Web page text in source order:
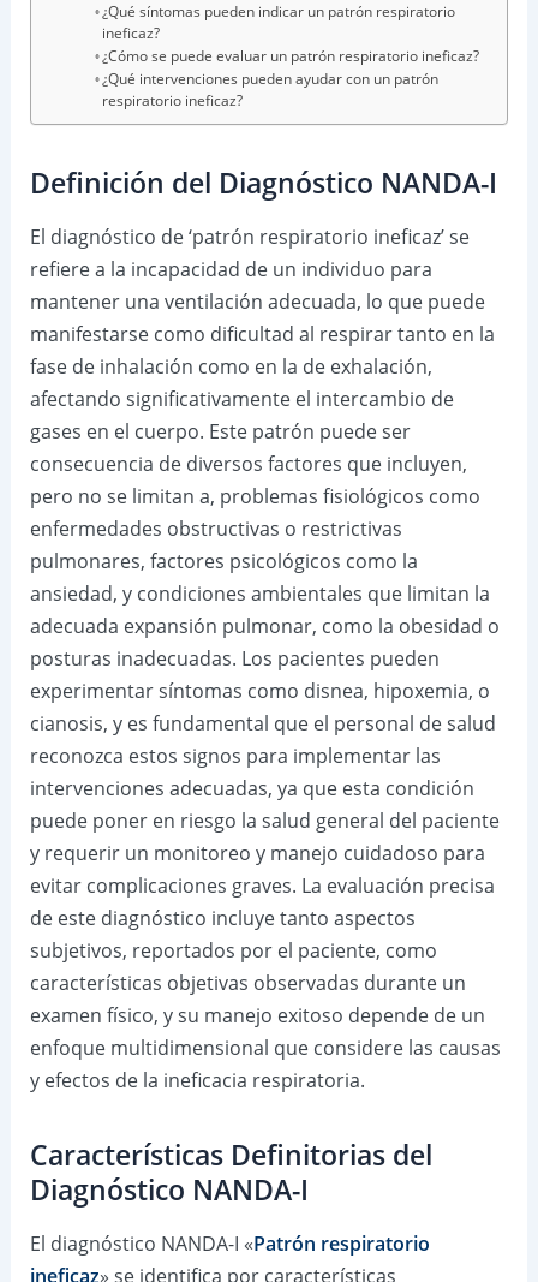
¿Qué síntomas pueden indicar un patrón respiratorio
ineficaz?
¿Cómo se puede evaluar un patrón respiratorio ineficaz?
¿Qué intervenciones pueden ayudar con un patrón
respiratorio ineficaz?
Definición del Diagnóstico NANDA-I
El diagnóstico de ‘patrón respiratorio ineficaz’ se
refiere a la incapacidad de un individuo para
mantener una ventilación adecuada, lo que puede
manifestarse como dificultad al respirar tanto en la
fase de inhalación como en la de exhalación,
afectando significativamente el intercambio de
gases en el cuerpo. Este patrón puede ser
consecuencia de diversos factores que incluyen,
pero no se limitan a, problemas fisiológicos como
enfermedades obstructivas o restrictivas
pulmonares, factores psicológicos como la
ansiedad, y condiciones ambientales que limitan la
adecuada expansión pulmonar, como la obesidad o
posturas inadecuadas. Los pacientes pueden
experimentar síntomas como disnea, hipoxemia, o
cianosis, y es fundamental que el personal de salud
reconozca estos signos para implementar las
intervenciones adecuadas, ya que esta condición
puede poner en riesgo la salud general del paciente
y requerir un monitoreo y manejo cuidadoso para
evitar complicaciones graves. La evaluación precisa
de este diagnóstico incluye tanto aspectos
subjetivos, reportados por el paciente, como
características objetivas observadas durante un
examen físico, y su manejo exitoso depende de un
enfoque multidimensional que considere las causas
y efectos de la ineficacia respiratoria.
Características Definitorias del
Diagnóstico NANDA-I
El diagnóstico NANDA-I «Patrón respiratorio
ineficaz» se identifica por características